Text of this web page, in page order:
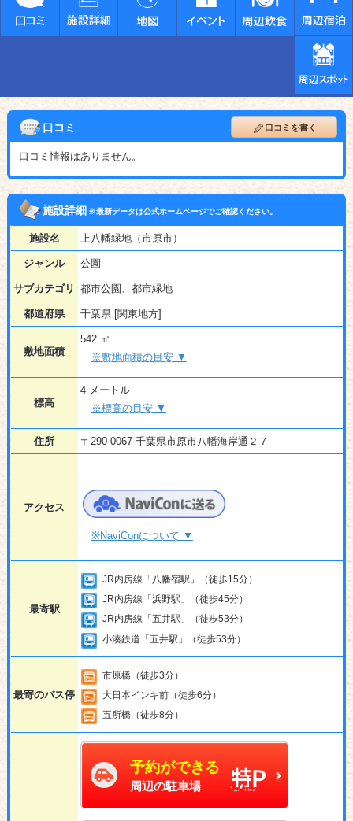
口コミ 口コミを書く
口コミ情報はありません。
施設詳細※最新データは公式ホームページでご確認ください。
施設名 上八幡緑地（市原市）
ジャンル 公園
サブカテゴリ 都市公園、都市緑地
都道府県 千葉県 [関東地方]
敷地面積
542 ㎡
※敷地面積の目安 ▼
標高
4 メートル
※標高の目安 ▼
住所 〒290-0067 千葉県市原市八幡海岸通２７
アクセス
※NaviConについて ▼
最寄駅
JR内房線「八幡宿駅」（徒歩15分）
JR内房線「浜野駅」（徒歩45分）
JR内房線「五井駅」（徒歩53分）
小湊鉄道「五井駅」（徒歩53分）
最寄のバス停
市原橋（徒歩3分）
大日本インキ前（徒歩6分）
五所橋（徒歩8分）
予約ができる
周辺の駐車場